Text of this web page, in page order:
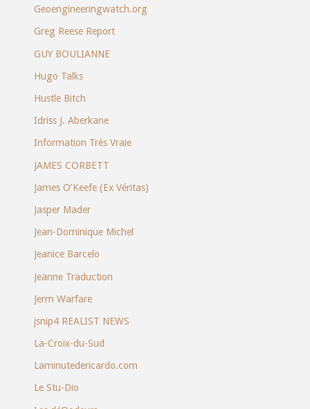
Geoengineeringwatch.org
Greg Reese Report
GUY BOULIANNE
Hugo Talks
Hustle Bitch
Idriss J. Aberkane
Information Très Vraie
JAMES CORBETT
James O’Keefe (Ex Véritas)
Jasper Mader
Jean-Dominique Michel
Jeanice Barcelo
Jeanne Traduction
Jerm Warfare
jsnip4 REALIST NEWS
La-Croix-du-Sud
Laminutedericardo.com
Le Stu-Dio